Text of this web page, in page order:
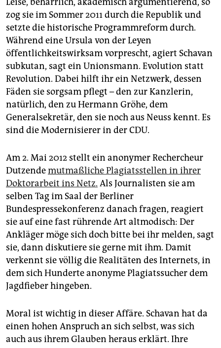
zog sie im Sommer 2011 durch die Republik und
setzte die historische Programmreform durch.
Während eine Ursula von der Leyen
öffentlichkeitswirksam vorprescht, agiert Schavan
subkutan, sagt ein Unionsmann. Evolution statt
Revolution. Dabei hilft ihr ein Netzwerk, dessen
Fäden sie sorgsam pflegt – den zur Kanzlerin,
natürlich, den zu Hermann Gröhe, dem
Generalsekretär, den sie noch aus Neuss kennt. Es
sind die Modernisierer in der CDU.
Am 2. Mai 2012 stellt ein anonymer Rechercheur
Dutzendemutmaßliche Plagiatsstellen in ihrer
Doktorarbeit ins Netz. Als Journalisten sie am
selben Tag im Saal der Berliner
Bundespressekonferenz danach fragen, reagiert
sie auf eine fast rührende Art altmodisch: Der
Ankläger möge sich doch bitte bei ihr melden, sagt
sie, dann diskutiere sie gerne mit ihm. Damit
verkennt sie völlig die Realitäten des Internets, in
dem sich Hunderte anonyme Plagiatssucher dem
Jagdfieber hingeben.
Moral ist wichtig in dieser Affäre. Schavan hat da
einen hohen Anspruch an sich selbst, was sich
auch aus ihrem Glauben heraus erklärt. Ihre